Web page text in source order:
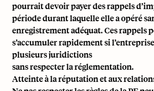
pourrait devoir payer des rappels
période durant laquelle elle a opéré
enregistrement adéquat. Ces rappels
s’accumuler rapidement si
plusieurs juridictions
sans respecter la réglementation.
Atteinte à la réputation et aux